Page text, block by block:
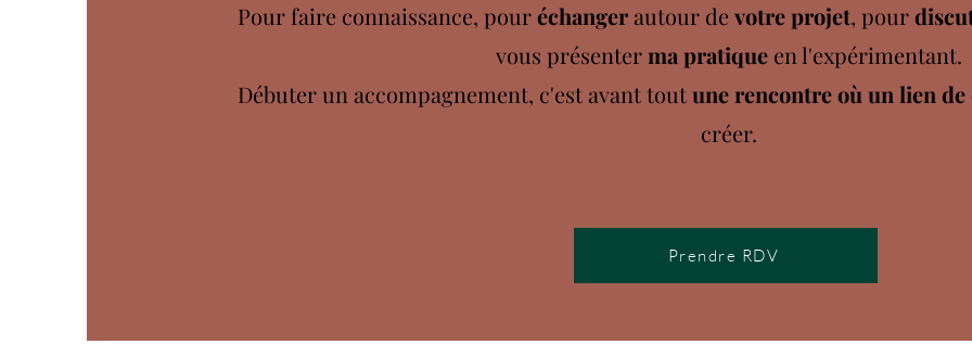
Pour faire connaissance, pouréchangerautour de votre projet, pour
vous présenterma pratique en l'expérimentant.
Débuter un accompagnement, c'est avant toutune rencontre où un lien de
créer.
Prendre RDV